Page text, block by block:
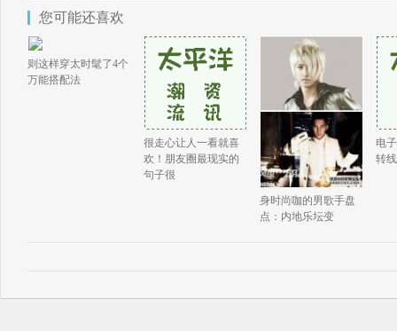
您可能还喜欢
则这样穿太时髦了4个
万能搭配法
很走心让人一看就喜
欢！朋友圈最现实的
句子很
身时尚咖的男歌手盘
点：内地乐坛变
电
转